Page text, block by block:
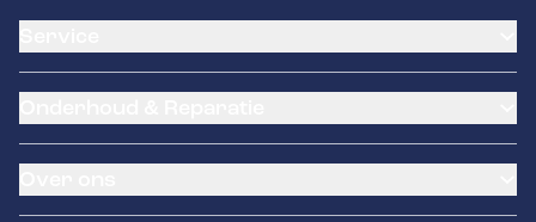
Banden service
Pechhulp
Schade en reparatie